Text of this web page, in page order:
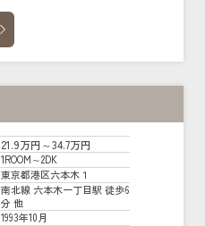
21.9万円～34.7万円
1ROOM～2DK
東京都港区六本木１
南北線 六本木一丁目駅 徒歩6
分 他
1993年10月